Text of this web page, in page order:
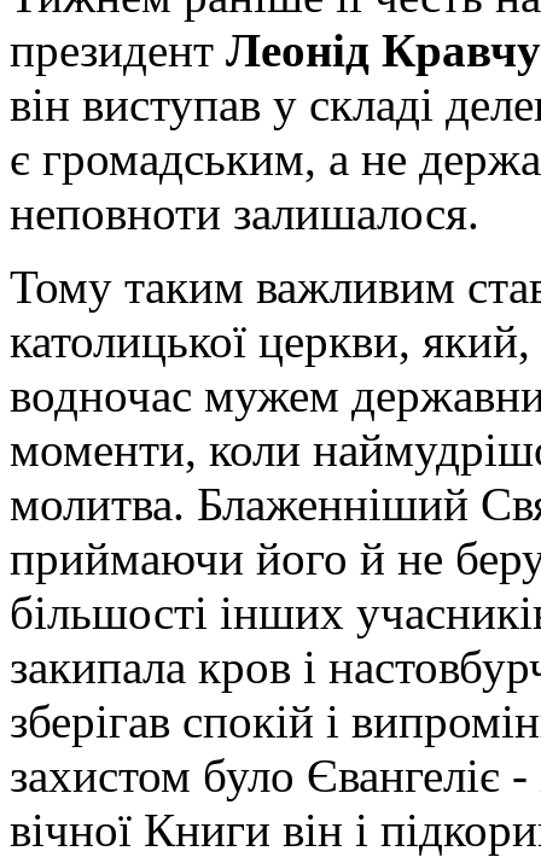
президент Леонід
він виступав у складі
є громадським, а не
неповноти залишалося.
Тому таким важливим
католицької церкви,
водночас мужем
моменти, коли
молитва. Блаженніший
приймаючи його й не
більшості інших
закипала кров і
зберігав спокій і
захистом було Євангеліє
вічної Книги він і